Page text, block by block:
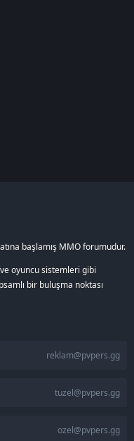
başlamış MMO forumudur.
oyuncu sistemleri gibi
bir buluşma noktası
reklam@pvpers.gg
tuzel@pvpers.gg
ozel@pvpers.gg